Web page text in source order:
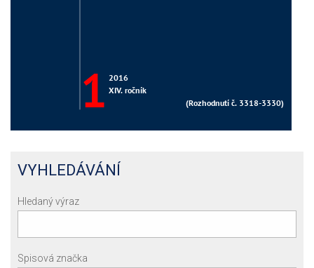
VYHLEDÁVÁNÍ
Hledaný výraz
Spisová značka